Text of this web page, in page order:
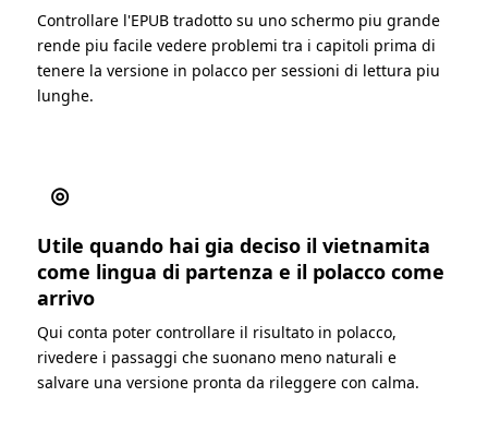
Controllare l'EPUB tradotto su uno schermo piu grande
rende piu facile vedere problemi tra i capitoli prima di
tenere la versione in polacco per sessioni di lettura piu
lunghe.
◎
Utile quando hai gia deciso il vietnamita
come lingua di partenza e il polacco come
arrivo
Qui conta poter controllare il risultato in polacco,
rivedere i passaggi che suonano meno naturali e
salvare una versione pronta da rileggere con calma.